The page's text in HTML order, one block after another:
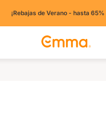
¡Rebajas de Verano - hasta 65%